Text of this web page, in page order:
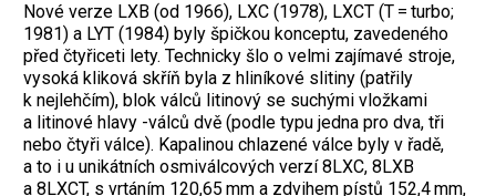
Nové verze LXB (od 1966), LXC (1978), LXCT (T = turbo;
1981) a LYT (1984) byly špičkou konceptu, zavedeného
před čtyřiceti lety. Technicky šlo o velmi zajímavé stroje,
vysoká kliková skříň byla z hliníkové slitiny (patřily
k nejlehčím), blok válců litinový se suchými vložkami
a litinové hlavy -válců dvě (podle typu jedna pro dva, tři
nebo čtyři válce). Kapalinou chlazené válce byly v řadě,
a to i u unikátních osmiválcových verzí 8LXC, 8LXB
a 8LXCT, s vrtáním 120,65 mm a zdvihem pístů 152,4 mm,